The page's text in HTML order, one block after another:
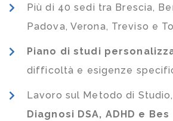
Più di 40 sedi tra Brescia,
Padova, Verona, Treviso e
Piano di studi
difficoltà e esigenze
Lavoro sul Metodo di
Diagnosi DSA, ADHD e Bes